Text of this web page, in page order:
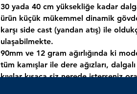
30 yada 40 cm yüksekliğe kadar
ürün küçük mükemmel dinamik
karşı side cast (yandan atış) ile
ulaşabilmekte.
90mm ve 12 gram ağırlığında ki
tüm kamışlar ile dere ağızları,
kıyılar kısaca siz nerede isterseniz